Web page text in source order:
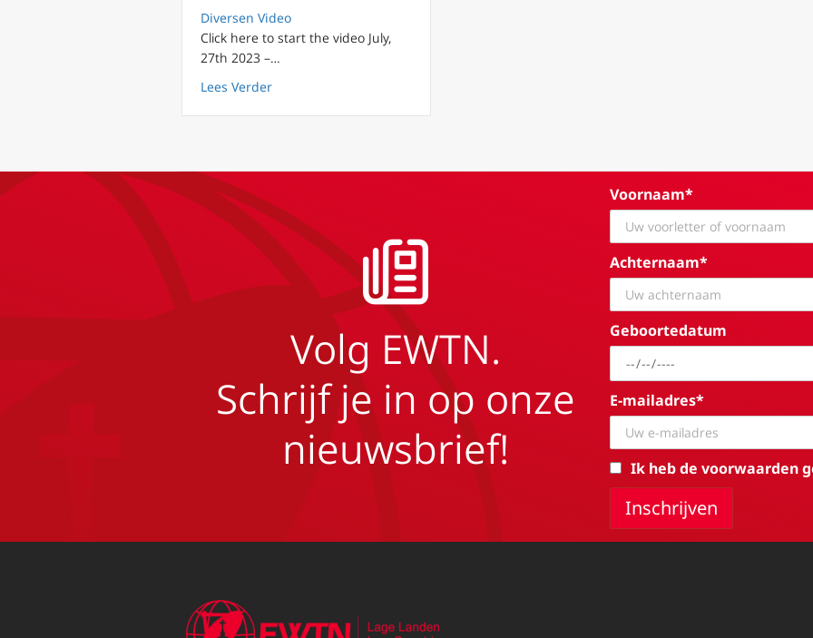
Diversen Video
Click here to start the video July,
27th 2023 –…
Lees Verderabout FilioQue English 41 Appeasement with romantic sterility, marriage without
Volg EWTN.
Schrijf je in op onze
nieuwsbrief!
Voornaam*
Achternaam*
Geboortedatum
E-mailadres*
Ik heb de voorwaarden